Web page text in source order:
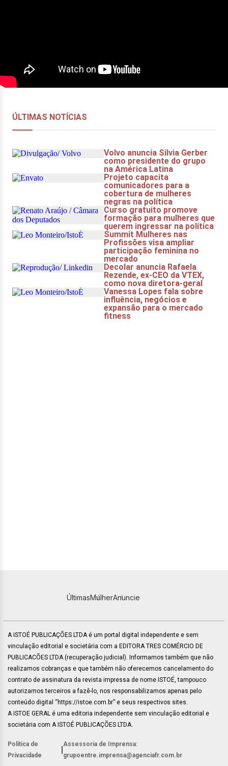
ÚltimasMulherAnuncie
A ISTOÉ PUBLICAÇÕES LTDA é um portal digital independente e sem
vinculação editorial e societária com a EDITORA TRES COMÉRCIO DE
PUBLICACÕES LTDA (recuperação judicial). Informamos também que não
realizamos cobranças e que também não oferecemos cancelamento do
contrato de assinatura da revista impressa de nome ISTOÉ, tampouco
autorizamos terceiros a fazê-lo, nos responsabilizamos apenas pelo
conteúdo digital “https://istoe.com.br” e seus respectivos sites.
A ISTOE GERAL é uma editoria independente sem vinculação editorial e
societária com A ISTOÉ PUBLICAÇÕES LTDA.
Política de
Privacidade
Assessoria de Imprensa:
grupoentre.imprensa@agenciafr.com.br